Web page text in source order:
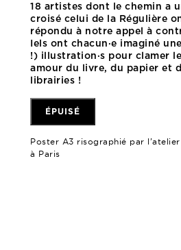
18 artistes dont le chemin a
croisé celui de la Régulière
répondu à notre appel à
Iels ont chacun·e imaginé
!) illustration·s pour clamer
amour du livre, du papier et
librairies !
ÉPUISÉ
Poster A3 risographié par l’atelier
à Paris